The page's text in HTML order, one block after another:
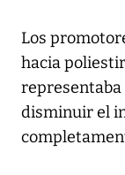
Los
hacia
disminuir el